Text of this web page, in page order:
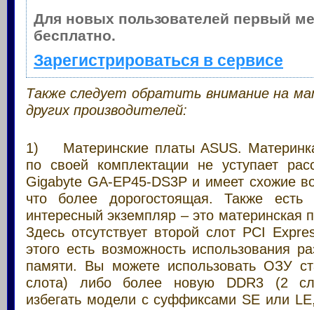
Для новых пользователей первый
бесплатно.
Зарегистрироваться в сервисе
Также следует обратить внимание на
других производителей:
1) Материнские платы ASUS.
по своей комплектации не уступает
Gigabyte GA-EP45-DS3P и имеет схожие
что более дорогостоящая. Также
интересный экземпляр – это материнская
Здесь отсутствует второй слот PCI
этого есть возможность использования
памяти. Вы можете использовать ОЗУ
слота) либо более новую DDR3 (2
избегать модели с суффиксами SE или